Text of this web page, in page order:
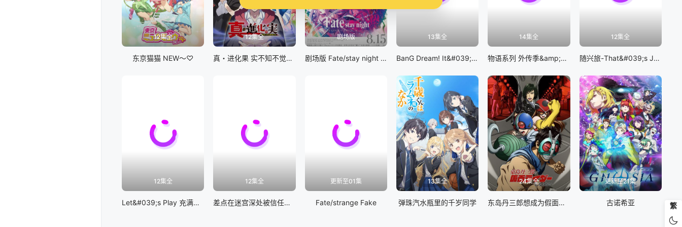
12集全
东京猫猫 NEW～♡
12集全
真・进化果 实不知不觉踏上胜利的人生
剧场版
剧场版 Fate/stay night [Heaven&#039;s Feel] III.spring song
13集全
BanG Dream! It&#039;s MyGO!!!!!
14集全
物语系列 外传季&amp;怪物季
12集全
随兴旅-That&#039;s Journey-
12集全
Let&#039;s Play 充满挑战的人生
12集全
差点在迷宫深处被信任的伙伴杀掉，但靠着天赐技能「无限扭蛋」获得等级9999的伙伴，我要向前队友和世界展开复仇&amp;「给他们好看！」
更新至01集
Fate/strange Fake
13集全
弹珠汽水瓶里的千岁同学
24集全
东岛丹三郎想成为假面骑士
更新至21集
古诺希亚 繁